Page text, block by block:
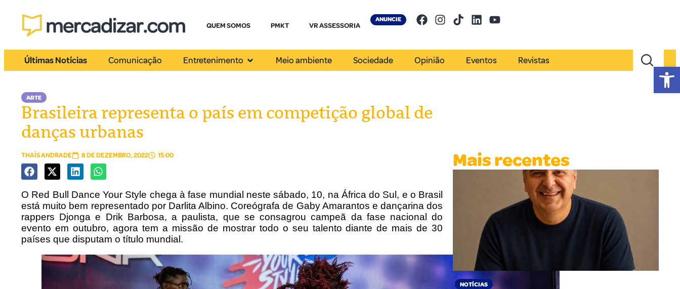
QUEM SOMOS PMKT VR ASSESSORIA
ANUNCIE
Últimas Notícias Comunicação Entretenimento Meio ambiente Sociedade Opinião Eventos Revistas
ARTE
Brasileira representa o país em competição global de
danças urbanas
THAÍS ANDRADE 8 DE DEZEMBRO, 2022 15:00
O Red Bull Dance Your Style chega à fase mundial neste sábado, 10, na África do Sul, e o Brasil
está muito bem representado por Darlita Albino. Coreógrafa de Gaby Amarantos e dançarina dos
rappers Djonga e Drik Barbosa, a paulista, que se consagrou campeã da fase nacional do
evento em outubro, agora tem a missão de mostrar todo o seu talento diante de mais de 30
países que disputam o título mundial.
Mais recentes
NOTÍCIAS